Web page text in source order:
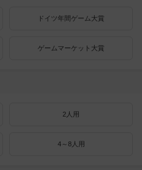
ドイツ年間ゲーム大賞
ゲームマーケット大賞
2人用
4～8人用